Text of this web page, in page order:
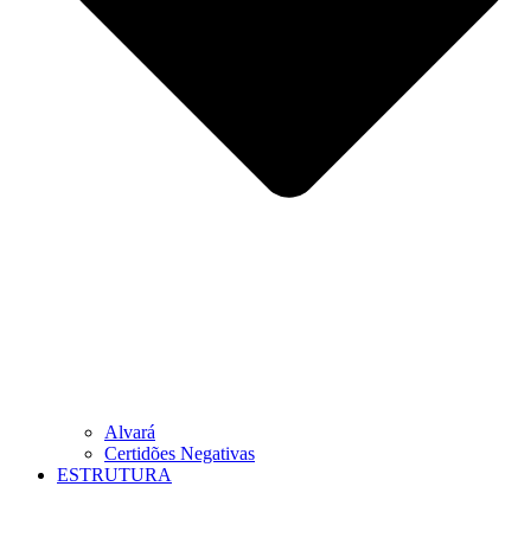
Alvará
Certidões Negativas
ESTRUTURA